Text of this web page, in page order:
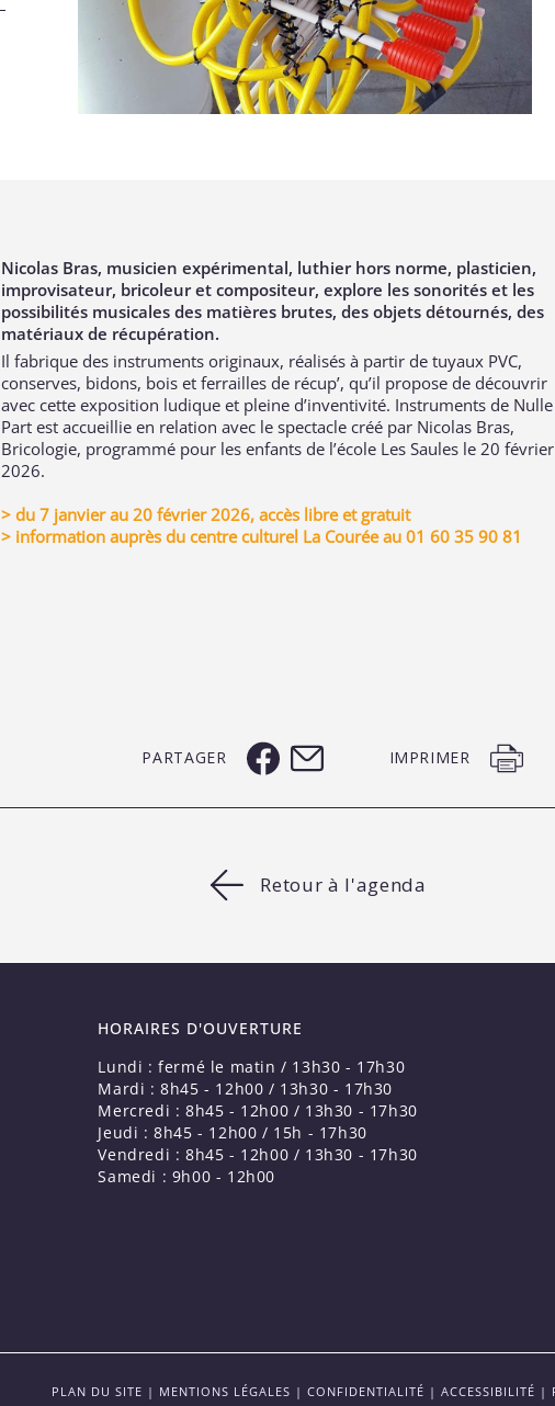
Nicolas Bras, musicien expérimental, luthier hors norme, plasticien,
improvisateur, bricoleur et compositeur, explore les sonorités et les
possibilités musicales des matières brutes, des objets détournés, des
matériaux de récupération.
Il fabrique des instruments originaux, réalisés à partir de tuyaux PVC,
conserves, bidons, bois et ferrailles de récup’, qu’il propose de découvrir
avec cette exposition ludique et pleine d’inventivité. Instruments de Nulle
Part est accueillie en relation avec le spectacle créé par Nicolas Bras,
Bricologie, programmé pour les enfants de l’école Les Saules le 20 février
2026.
> du 7 janvier au 20 février 2026, accès libre et gratuit
> information auprès du centre culturel La Courée au 01 60 35 90 81
PARTAGER IMPRIMER
Retour à l'agenda
HORAIRES D'OUVERTURE
Lundi : fermé le matin / 13h30 - 17h30
Mardi : 8h45 - 12h00 / 13h30 - 17h30
Mercredi : 8h45 - 12h00 / 13h30 - 17h30
Jeudi : 8h45 - 12h00 / 15h - 17h30
Vendredi : 8h45 - 12h00 / 13h30 - 17h30
Samedi : 9h00 - 12h00
PLAN DU SITE | MENTIONS LÉGALES | CONFIDENTIALITÉ | ACCESSIBILITÉ |